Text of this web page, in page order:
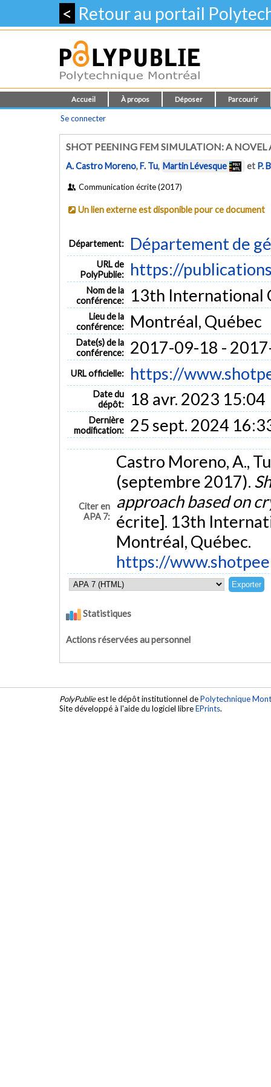
< Retour au portail
Accueil À propos Déposer Parcourir
Se connecter
SHOT PEENING FEM SIMULATION: A NOVEL
A. Castro Moreno,F. Tu, Martin Lévesque et P.
Communication écrite (2017)
Un lien externe est disponible pour ce document
Département: Département de
URL de
PolyPublie:
https://
Nom de la
conférence:
13th International
Lieu de la
conférence:
Montréal, Québec
Date(s) de la
conférence:
2017-09-18 -
URL officielle: https://
Date du
dépôt:
18 avr. 2023 15:04
Dernière
modification:
25 sept. 2024
Citer en
APA 7:
Castro Moreno, A.,
(septembre 2017).
approach based on
écrite]. 13th
Montréal, Québec.
https://
Statistiques
Actions réservées au personnel
PolyPublieest le dépôt institutionnel dePolytechnique
Site développé à l'aide du logiciel libreEPrints.